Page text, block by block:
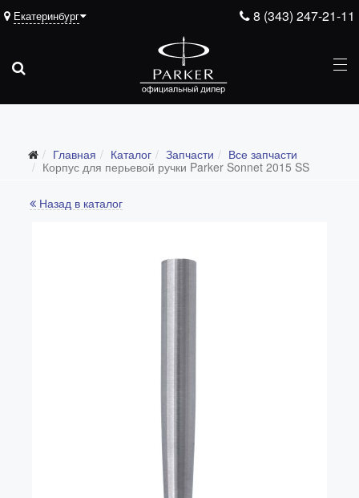
8 (343) 247-21-11
Екатеринбург
Главная Каталог Запчасти
Все запчасти
Корпус для перьевой ручки Parker Sonnet 2015 SS
Назад в каталог
Ежедневники